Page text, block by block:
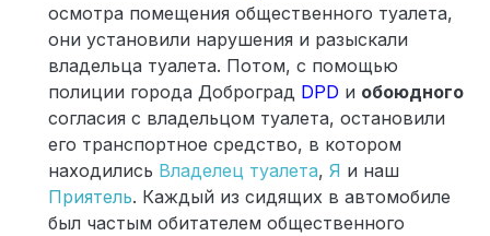
осмотра помещения общественного туалета,
они установили нарушения и разыскали
владельца туалета. Потом, с помощью
полиции города Доброград DPD и обоюдного
согласия с владельцом туалета, остановили
его транспортное средство, в котором
находились Владелец туалета, Я и наш
Приятель. Каждый из сидящих в автомобиле
был частым обитателем общественного